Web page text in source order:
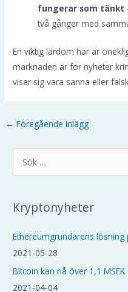
fungerar som tänkt
två gånger med
En viktig lärdom här är
marknaden är för nyheter
visar sig vara sanna eller
Inläggsnavigering
← Föregående Inlägg
ö
e
t
e
r
:
Kryptonyheter
Ethereumgrundarens
2021-05-28
Bitcoin kan nå över 1,1
2021-04-04